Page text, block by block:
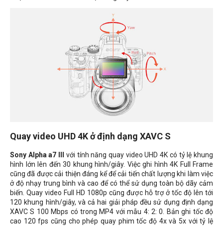
Quay video UHD 4K ở định dạng XAVC S
Sony Alpha a7 III
với tính năng quay video UHD 4K có tỷ lệ khung
hình lớn lên đến 30 khung hình/giây. Việc ghi hình 4K Full Frame
cũng đã được cải thiện đáng kể để cải tiến chất lượng khi làm việc
ở độ nhạy trung bình và cao để có thể sử dụng toàn bộ dãy cảm
biến. Quay video Full HD 1080p cũng được hỗ trợ ở tốc độ lên tới
120 khung hình/giây, và cả hai giải pháp đều sử dụng định dạng
XAVC S 100 Mbps có trong MP4 với mẫu 4: 2: 0. Bản ghi tốc độ
cao 120 fps cũng cho phép quay phim tốc độ 4x và 5x với tỷ lệ